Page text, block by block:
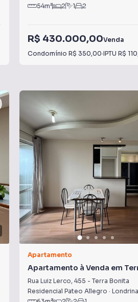
54m² 2 1 2
R$ 430.000,00Venda
Condomínio R$ 350,00·IPTU R$
Apartamento
Apartamento à Venda em
Bonita
Rua Luiz Lerco, 455 - Terra Bonita
Residencial Pateo Allegro · Londrina